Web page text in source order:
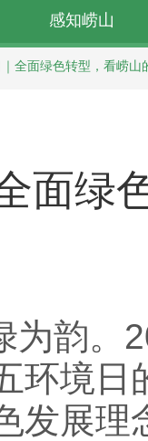
感知崂山
全面绿色转型，看崂山
面绿
为韵。
环境日
发展理